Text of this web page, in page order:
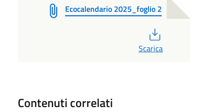
Ecocalendario 2025_foglio 2
Scarica
Contenuti correlati